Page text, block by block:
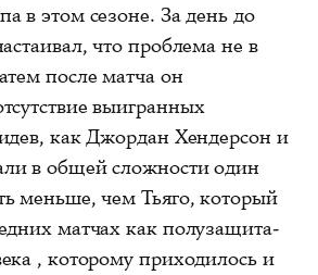
в этом сезоне. За день до
что проблема не в
после матча он
выигранных
как Джордан Хендерсон и
в общей сложности один
меньше, чем Тьяго, который
матчах как полузащита-
, которому приходилось и